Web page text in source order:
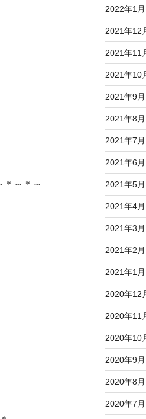
＊～＊～
2022年1月
2021年12
2021年11
2021年10
2021年9月
2021年8月
2021年7月
2021年6月
2021年5月
2021年4月
2021年3月
2021年2月
2021年1月
2020年12
2020年11
2020年10
2020年9月
2020年8月
2020年7月